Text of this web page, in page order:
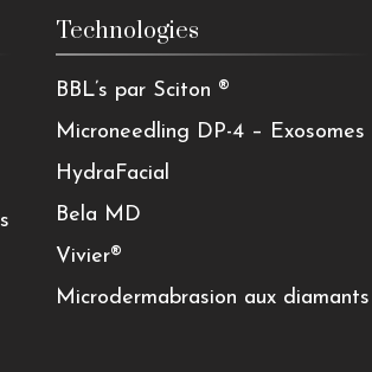
Technologies
BBL’s par Sciton ®
Microneedling DP-4 – Exosomes
HydraFacial
Bela MD
Vivier®
Microdermabrasion aux diamants